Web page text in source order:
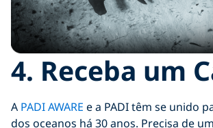
4. Receba um
A PADI AWARE e a PADI têm se unido
dos oceanos há 30 anos. Precisa de